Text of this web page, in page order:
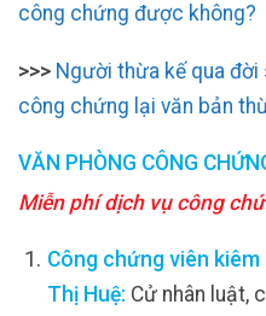
công chứng được không?
>>> Người thừa kế qua
công chứng lại văn bản
VĂN PHÒNG CÔNG
Miễn phí dịch vụ công
Công chứng viên
Thị Huệ: Cử nhân luật,